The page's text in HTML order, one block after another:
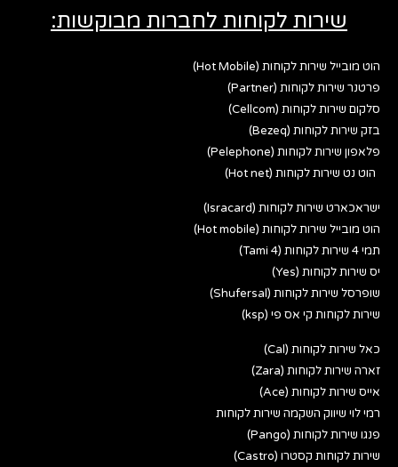
שירות לקוחות לחברות מבוקשות:
הוט מובייל שירות לקוחות (Hot Mobile)
פרטנר שירות לקוחות (Partner)
סלקום שירות לקוחות (Cellcom)
בזק שירות לקוחות (Bezeq)
פלאפון שירות לקוחות (Pelephone)
הוט נט שירות לקוחות (Hot net)
ישראכארט שירות לקוחות (Isracard)
הוט מובייל שירות לקוחות (Hot mobile)
תמי 4 שירות לקוחות (Tami 4)
יס שירות לקוחות (Yes)
שופרסל שירות לקוחות (Shufersal)
שירות לקוחות קי אס פי (ksp)
כאל שירות לקוחות (Cal)
זארה שירות לקוחות (Zara)
אייס שירות לקוחות (Ace)
רמי לוי שיווק השקמה שירות לקוחות
פנגו שירות לקוחות (Pango)
שירות לקוחות קסטרו (Castro)